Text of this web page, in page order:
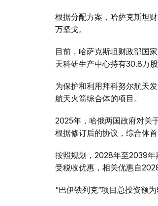
根据分配方案，哈萨克斯坦
万坚戈。
目前，哈萨克斯坦财政部国
天科研生产中心持有30.8万股
为保护和利用拜科努尔航天
航天火箭综合体的项目。
2025年，哈俄两国政府对关
根据修订后的协议，综合体
按照规划，2028年至2039年
受税收优惠，相关优惠自
“巴伊铁列克”项目总投资额